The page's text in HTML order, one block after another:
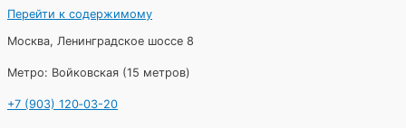
Перейти к содержимому
Москва, Ленинградское шоссе 8
Метро: Войковская (15 метров)
+7 (903) 120‑03-20